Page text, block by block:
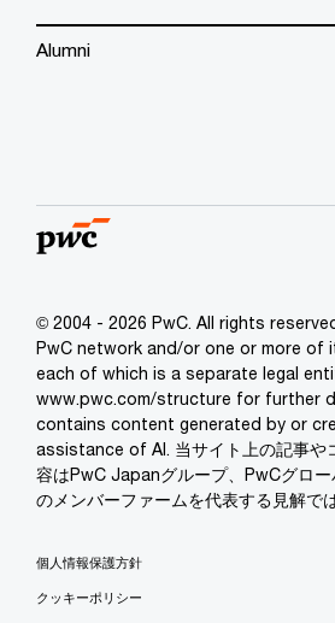
Alumni
© 2004 - 2026 PwC. All rights
PwC network and/or one or more of
each of which is a separate legal
www.pwc.com/structure for further
contains content generated by or
assistance of AI. 当サイト上の記事や
容はPwC Japanグループ、PwCグロ
のメンバーファームを代表する見解で
個人情報保護方針
クッキーポリシー